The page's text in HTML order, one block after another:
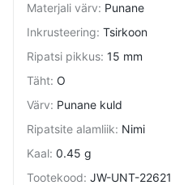
Materjali värv: Punane
Inkrusteering: Tsirkoon
Ripatsi pikkus: 15 mm
Täht: O
Värv: Punane kuld
Ripatsite alamliik: Nimi
Kaal: 0.45 g
Tootekood: JW-UNT-22621